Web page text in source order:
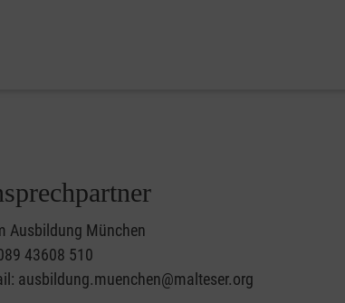
Ausbildung München
43608 510
ausbildung.muenchen@malteser.org